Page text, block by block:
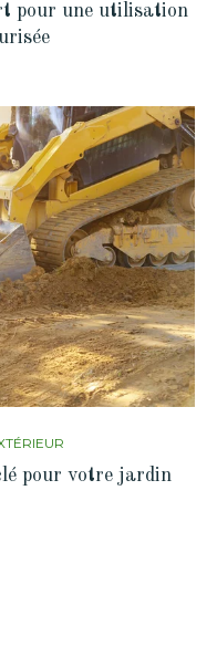
pour une utilisation
pour votre jardin